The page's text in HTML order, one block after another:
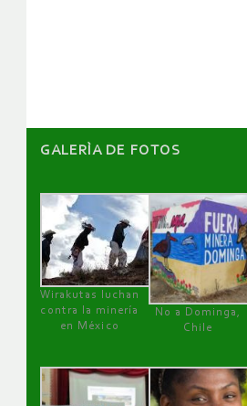
GALERÌA DE FOTOS
Wirakutas luchan
contra la minería
en México
No a Dominga,
Chile